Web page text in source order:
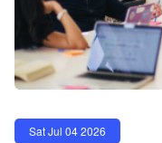
Sat Jul 04 2026